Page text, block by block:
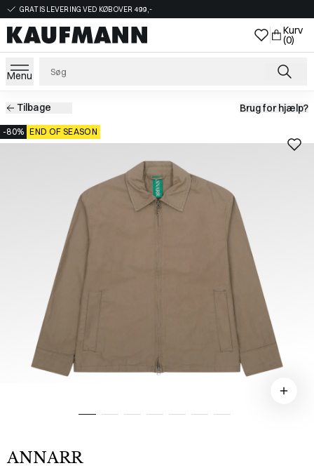
GRATIS LEVERING VED KØB OVER 499,-
Kurv
(0)
Menu
Tilbage Brug for hjælp?
-80% END OF SEASON
ANNARR